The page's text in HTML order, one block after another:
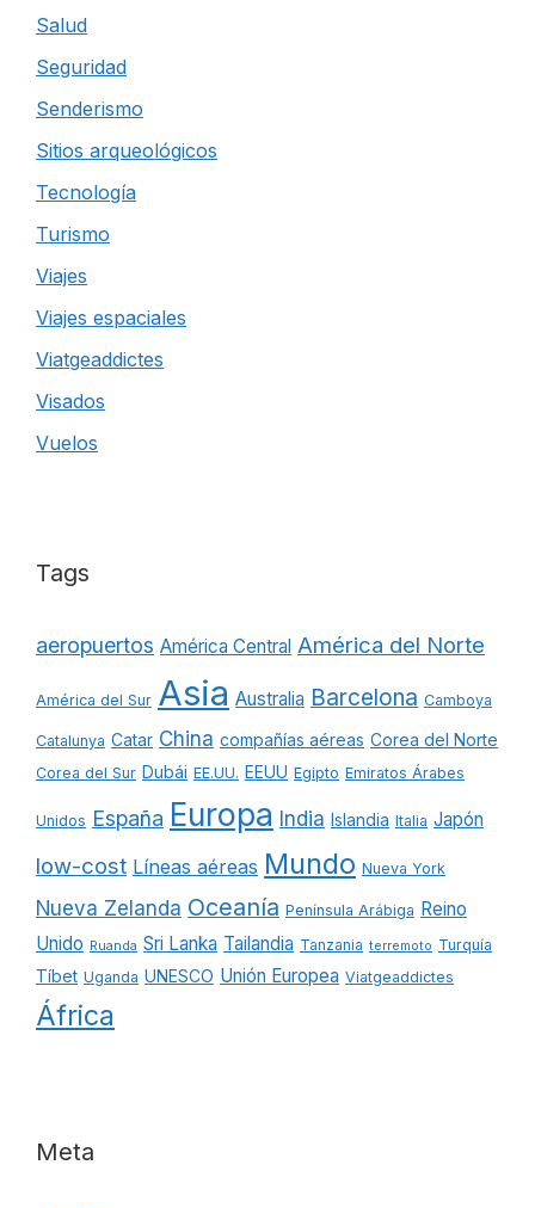
Salud
Seguridad
Senderismo
Sitios arqueológicos
Tecnología
Turismo
Viajes
Viajes espaciales
Viatgeaddictes
Visados
Vuelos
Tags
aeropuertos América Central América del Norte
América del Sur Asia Australia Barcelona Camboya
Catalunya Catar China compañías aéreas Corea del Norte
Corea del Sur Dubái EE.UU. EEUU Egipto Emiratos Árabes
Unidos España Europa India Islandia Italia Japón
low-cost Líneas aéreas Mundo Nueva York
Nueva Zelanda Oceanía Península Arábiga Reino
Unido Ruanda Sri Lanka Tailandia Tanzania terremoto Turquía
Tíbet Uganda UNESCO Unión Europea Viatgeaddictes
África
Meta